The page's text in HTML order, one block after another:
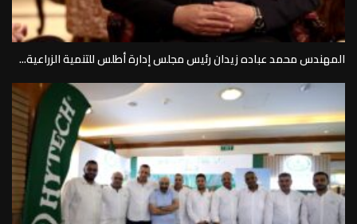
المهندس محمد عباده زيدان رئيس مجلس إدارة أطلس للتنمية الزراعية...